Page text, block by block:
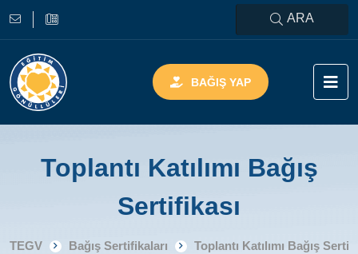
ARA
BAĞIŞ YAP
Toplantı Katılımı Bağış
Sertifikası
TEGV Bağış Sertifikaları Toplantı Katılımı Bağış